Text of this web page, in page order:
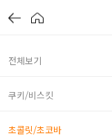
전체보기
쿠키/비스킷
초콜릿/초코바